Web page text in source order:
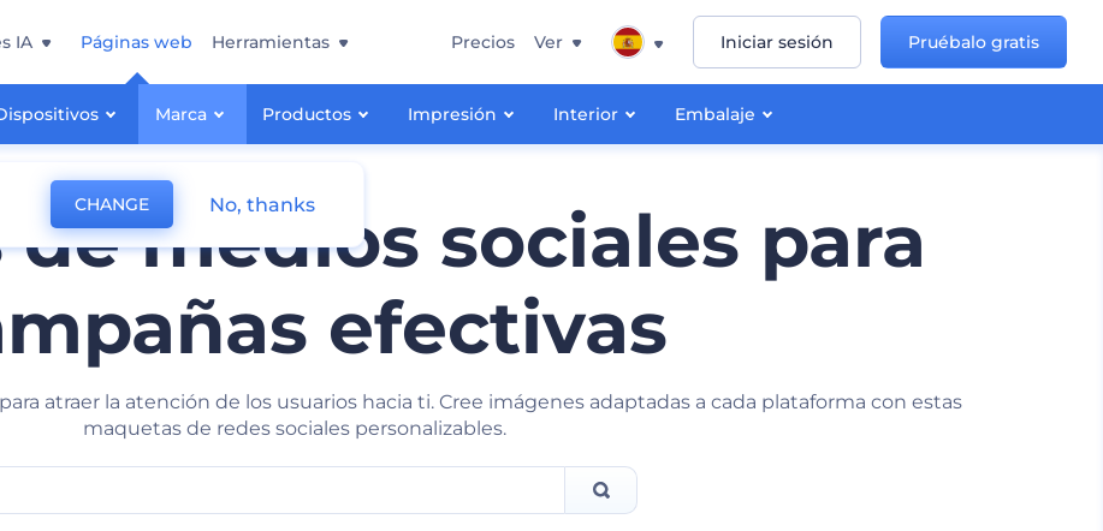
IA Páginas web
Marca Productos Impresión Interior Embalaje
Herramientas Precios Ver Iniciar sesión Pruébalo gratis
medios sociales para
efectivas
atraer la atención de los usuarios hacia ti. Cree imágenes adaptadas a cada plataforma con estas
maquetas de redes sociales personalizables.
CHANGE No, thanks